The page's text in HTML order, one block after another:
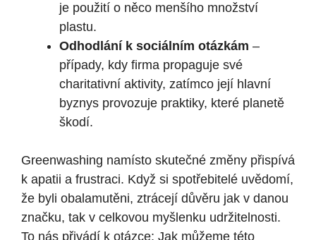
je použití o něco menšího množství
plastu.
Odhodlání k sociálním otázkám –
případy, kdy firma propaguje své
charitativní aktivity, zatímco její hlavní
byznys provozuje praktiky, které planetě
škodí.
Greenwashing namísto skutečné změny přispívá
k apatii a frustraci. Když si spotřebitelé uvědomí,
že byli obalamutěni, ztrácejí důvěru jak v danou
značku, tak v celkovou myšlenku udržitelnosti.
To nás přivádí k otázce: Jak můžeme této